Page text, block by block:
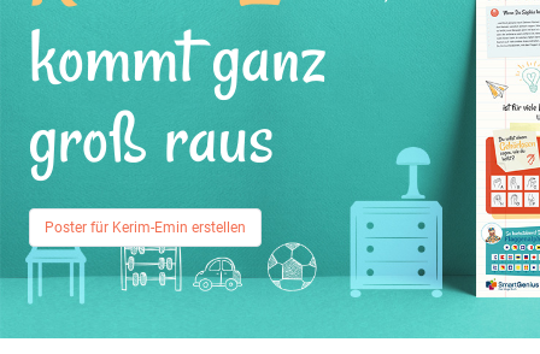
kommt ganz
groß raus
Poster für Kerim-Emin erstellen